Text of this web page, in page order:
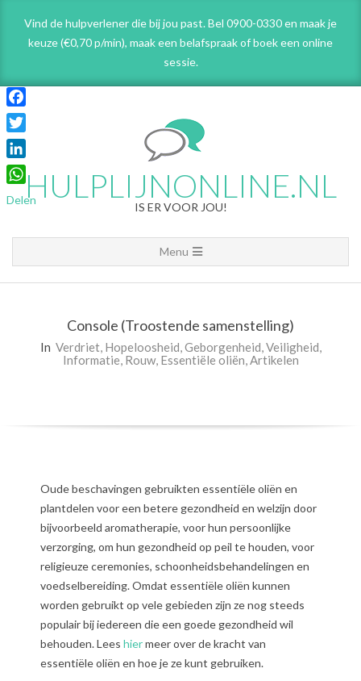
content
Vind de hulpverlener die bij jou past. Bel 0900-0330 en maak je
keuze (€0,70 p/min), maak een belafspraakof boek een online
sessie.
HULPLIJNONLINE.NL
IS ER VOOR JOU!
Navigation
Menu
Menu
Console (Troostende samenstelling)
In Verdriet, Hopeloosheid,Geborgenheid,Veiligheid,
Informatie, Rouw, Essentiële oliën,Artikelen
Oude beschavingen gebruikten essentiële oliën en
plantdelen voor een betere gezondheid en welzijn door
bijvoorbeeld aromatherapie, voor hun persoonlijke
verzorging, om hun gezondheid op peil te houden, voor
religieuze ceremonies, schoonheidsbehandelingen en
voedselbereiding. Omdat essentiële oliën kunnen
worden gebruikt op vele gebieden zijn ze nog steeds
populair bij iedereen die een goede gezondheid wil
behouden. Lees hiermeer over de kracht van
essentiële oliën en hoe je ze kunt gebruiken.
Facebook
Twitter
LinkedIn
WhatsApp
Delen